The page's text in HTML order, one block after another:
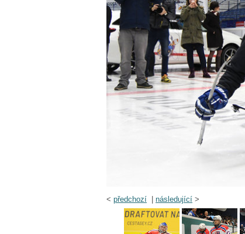
< předchozí následující >